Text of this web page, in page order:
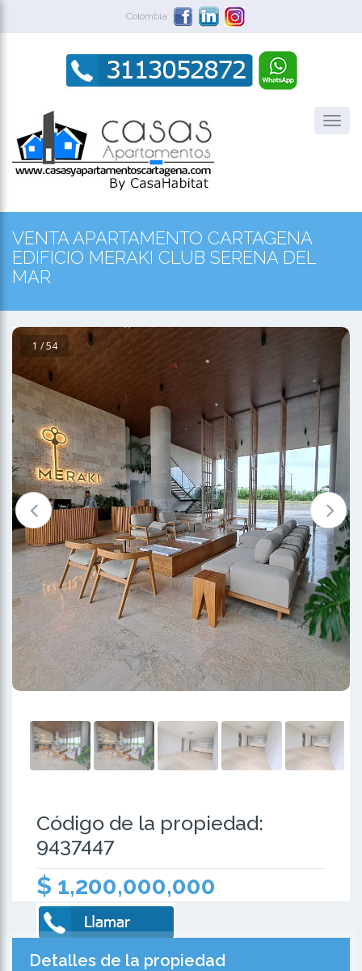
Colombia
VENTA APARTAMENTO CARTAGENA
EDIFICIO MERAKI CLUB SERENA DEL
MAR
1 / 54
Código de la propiedad:
9437447
$ 1,200,000,000
Detalles de la propiedad